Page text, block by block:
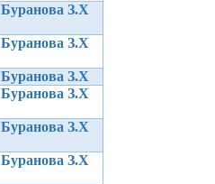
Буранова З.Х
Буранова З.Х
Буранова З.Х
Буранова З.Х
Буранова З.Х
Буранова З.Х